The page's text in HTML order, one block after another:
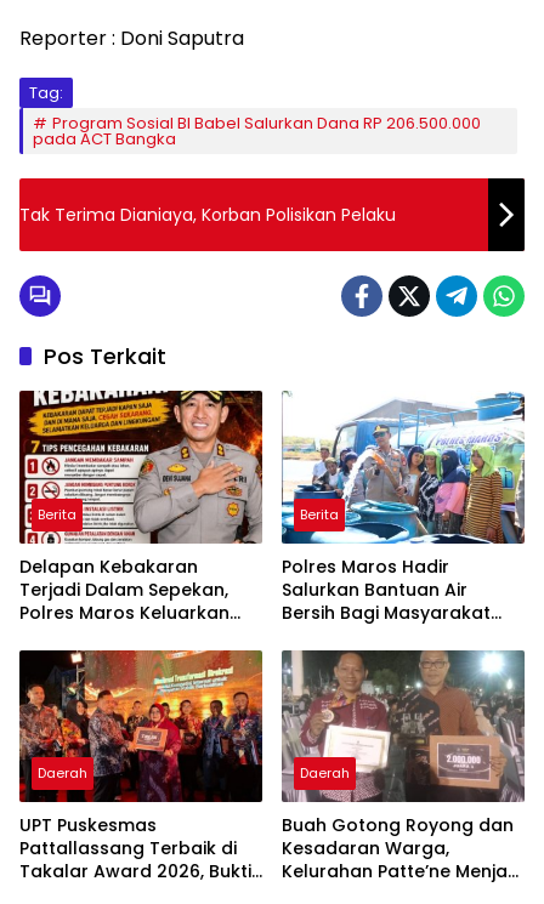
Reporter : Doni Saputra
Tag:
Program Sosial BI Babel Salurkan Dana RP 206.500.000
pada ACT Bangka
Tak Terima Dianiaya, Korban Polisikan Pelaku
Pos Terkait
Berita
Delapan Kebakaran
Terjadi Dalam Sepekan,
Polres Maros Keluarkan
Masyarakat
Berita
Polres Maros Hadir
Salurkan Bantuan Air
Bersih Bagi Masyarakat
Di Maros
Daerah
UPT Puskesmas
Pattallassang Terbaik di
Takalar Award 2026, Bukti
Daerah
Buah Gotong Royong dan
Kesadaran Warga,
Kelurahan Patte’ne Menjadi